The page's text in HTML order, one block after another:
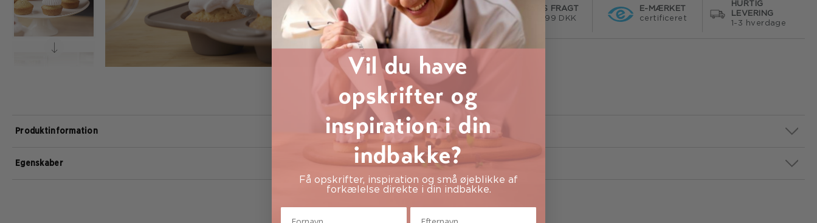
GRATIS FRAGT
over 499 DKK
E-MÆRKET
certificeret
HURTIG
LEVERING
1-3 hverdage
Egenskaber
Produktinformation
Vil du have
opskrifter og
inspiration i din
indbakke?
Få opskrifter, inspiration og små øjeblikke af
forkælelse direkte i din indbakke.